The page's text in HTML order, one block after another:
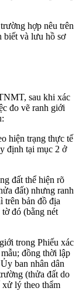
hợp nêu trên
biết và lưu hồ sơ
sau khi xác
đo vẽ ranh giới
hiện trạng thực tế
định tại mục 2 ở
đất thể hiện rõ
đất) nhưng ranh
trên bản đồ địa
đó (bằng nét
trong Phiếu xác
đồng thời lập
ban nhân dân
(thửa đất do
xử lý theo thẩm